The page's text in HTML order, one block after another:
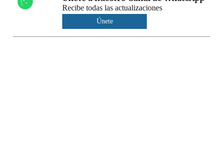
Recibe todas las actualizaciones
Únete